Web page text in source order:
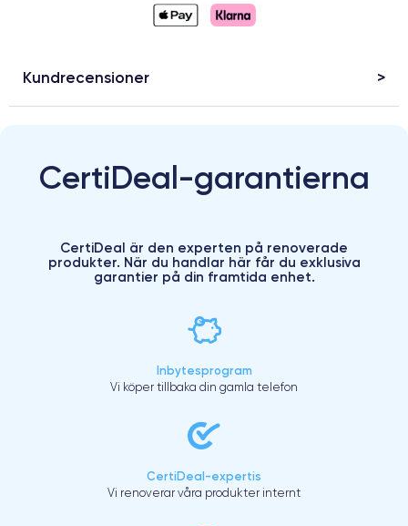
Kundrecensioner
CertiDeal-garantierna
CertiDeal är den experten på renoverade
produkter. När du handlar här får du exklusiva
garantier på din framtida enhet.
Inbytesprogram
Vi köper tillbaka din gamla telefon
CertiDeal-expertis
Vi renoverar våra produkter internt